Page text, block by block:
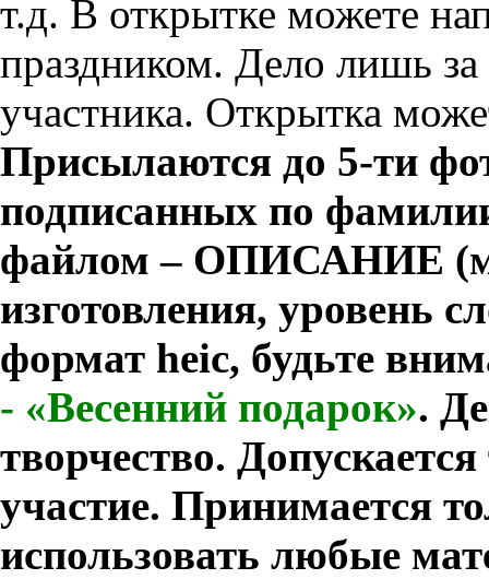
т.д. В открытке можете
праздником. Дело лишь
участника. Открытка
Присылаются до 5-ти
подписанных по
файлом – ОПИСАНИЕ
изготовления, уровень
формат heic, будьте
- «Весенний подарок».
творчество.
участие. Принимается
использовать любые